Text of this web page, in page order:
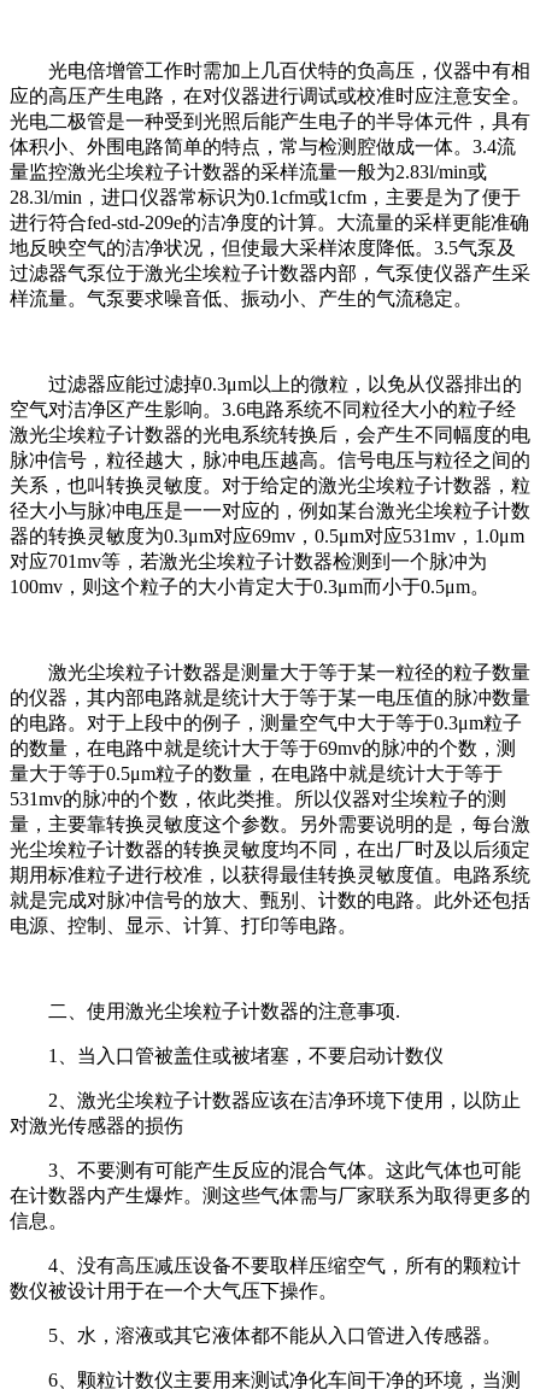
光电倍增管工作时需加上几百伏特的负高压，仪器中有相
应的高压产生电路，在对仪器进行调试或校准时应注意安全。
光电二极管是一种受到光照后能产生电子的半导体元件，具有
体积小、外围电路简单的特点，常与检测腔做成一体。3.4流
量监控激光尘埃粒子计数器的采样流量一般为2.83l/min或
28.3l/min，进口仪器常标识为0.1cfm或1cfm，主要是为了便于
进行符合fed-std-209e的洁净度的计算。大流量的采样更能准确
地反映空气的洁净状况，但使最大采样浓度降低。3.5气泵及
过滤器气泵位于激光尘埃粒子计数器内部，气泵使仪器产生采
样流量。气泵要求噪音低、振动小、产生的气流稳定。
过滤器应能过滤掉0.3μm以上的微粒，以免从仪器排出的
空气对洁净区产生影响。3.6电路系统不同粒径大小的粒子经
激光尘埃粒子计数器的光电系统转换后，会产生不同幅度的电
脉冲信号，粒径越大，脉冲电压越高。信号电压与粒径之间的
关系，也叫转换灵敏度。对于给定的激光尘埃粒子计数器，粒
径大小与脉冲电压是一一对应的，例如某台激光尘埃粒子计数
器的转换灵敏度为0.3μm对应69mv，0.5μm对应531mv，1.0μm
对应701mv等，若激光尘埃粒子计数器检测到一个脉冲为
100mv，则这个粒子的大小肯定大于0.3μm而小于0.5μm。
激光尘埃粒子计数器是测量大于等于某一粒径的粒子数量
的仪器，其内部电路就是统计大于等于某一电压值的脉冲数量
的电路。对于上段中的例子，测量空气中大于等于0.3μm粒子
的数量，在电路中就是统计大于等于69mv的脉冲的个数，测
量大于等于0.5μm粒子的数量，在电路中就是统计大于等于
531mv的脉冲的个数，依此类推。所以仪器对尘埃粒子的测
量，主要靠转换灵敏度这个参数。另外需要说明的是，每台激
光尘埃粒子计数器的转换灵敏度均不同，在出厂时及以后须定
期用标准粒子进行校准，以获得最佳转换灵敏度值。电路系统
就是完成对脉冲信号的放大、甄别、计数的电路。此外还包括
电源、控制、显示、计算、打印等电路。
二、使用激光尘埃粒子计数器的注意事项.
1、当入口管被盖住或被堵塞，不要启动计数仪
2、激光尘埃粒子计数器应该在洁净环境下使用，以防止
对激光传感器的损伤
3、不要测有可能产生反应的混合气体。这此气体也可能
在计数器内产生爆炸。测这些气体需与厂家联系为取得更多的
信息。
4、没有高压减压设备不要取样压缩空气，所有的颗粒计
数仪被设计用于在一个大气压下操作。
5、水，溶液或其它液体都不能从入口管进入传感器。
6、颗粒计数仪主要用来测试净化车间干净的环境，当测